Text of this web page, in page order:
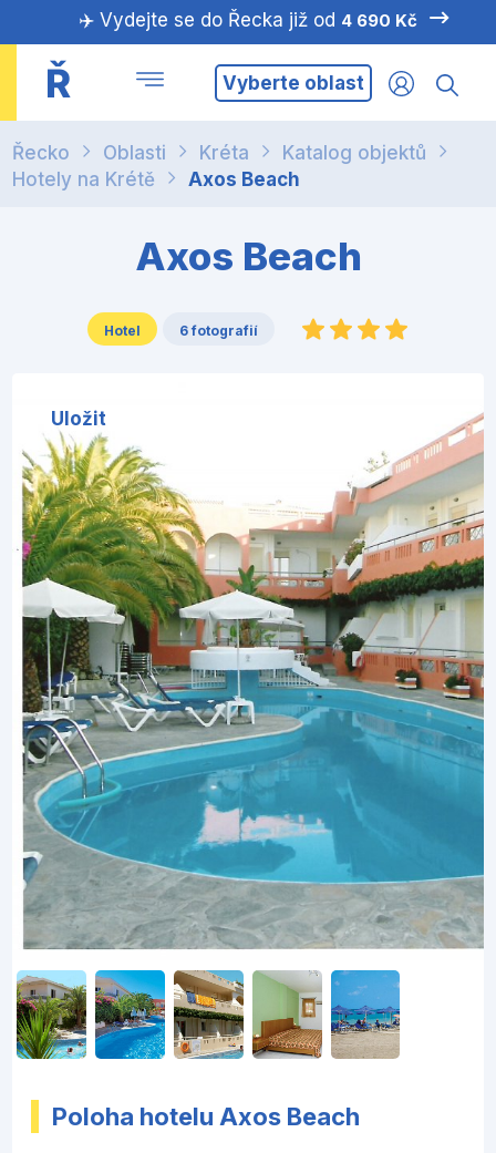
✈️ Vydejte se do Řecka již od 4 690 Kč
Ř Vyberte oblast
Řecko Oblasti Kréta
Katalog objektů
Hotely na Krétě
Axos Beach
Axos Beach
Hotel 6 fotografií
Uložit
Poloha hotelu Axos Beach